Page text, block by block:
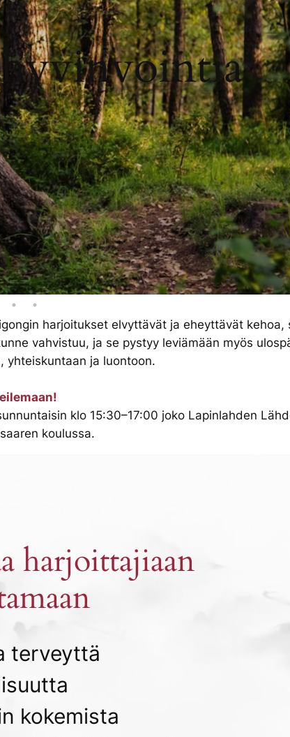
Class
2026
more
harjoitukset elvyttävät ja eheyttävät kehoa,
vahvistuu, ja se pystyy leviämään myös
yhteiskuntaan ja luontoon.
klo 15:30–17:00 joko Lapinlahden
koulussa.
harjoittajiaan
terveyttä
kokemista